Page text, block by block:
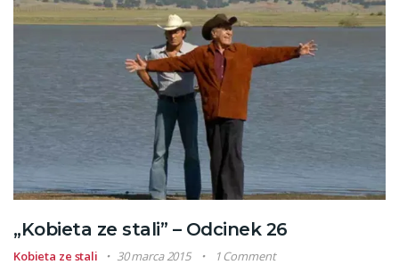
„Kobieta ze stali” – Odcinek 26
Kobieta ze stali 30 marca 2015 1 Comment